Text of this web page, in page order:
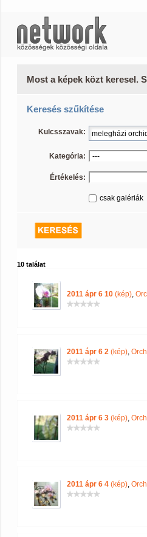
Most a képek közt keresel.
Keresés szűkítése
Kulcsszavak:
Kategória:
Értékelés:
csak galériák
10 találat
2011 ápr 6 10 (kép),
2011 ápr 6 2 (kép),
2011 ápr 6 3 (kép),
2011 ápr 6 4 (kép),